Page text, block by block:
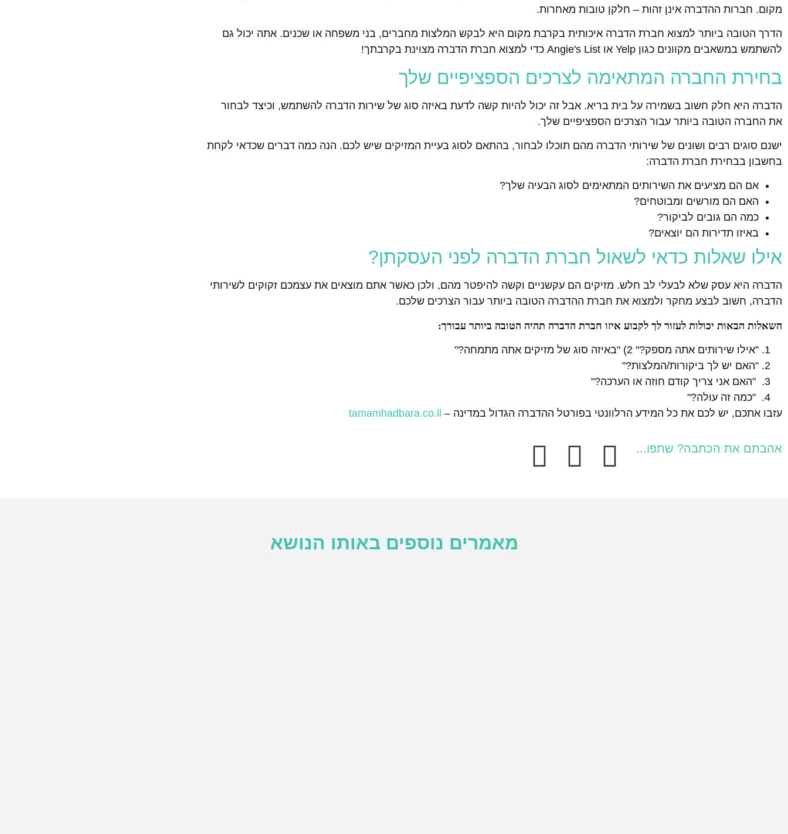
מקום. חברות ההדברה אינן זהות – חלקן טובות מאחרות.
הדרך הטובה ביותר למצוא חברת הדברה איכותית בקרבת מקום היא לבקש המלצות מחברים, בני משפחה או שכנים. אתה יכול גם
להשתמש במשאבים מקוונים כגון Yelp או Angie's List כדי למצוא חברת הדברה מצוינת בקרבתך!
בחירת החברה המתאימה לצרכים הספציפיים שלך
הדברה היא חלק חשוב בשמירה על בית בריא. אבל זה יכול להיות קשה לדעת באיזה סוג של שירות הדברה להשתמש, וכיצד לבחור
את החברה הטובה ביותר עבור הצרכים הספציפיים שלך.
ישנם סוגים רבים ושונים של שירותי הדברה מהם תוכלו לבחור, בהתאם לסוג בעיית המזיקים שיש לכם. הנה כמה דברים שכדאי לקחת
בחשבון בבחירת חברת הדברה:
אם הם מציעים את השירותים המתאימים לסוג הבעיה שלך?
האם הם מורשים ומבוטחים?
כמה הם גובים לביקור?
באיזו תדירות הם יוצאים?
אילו שאלות כדאי לשאול חברת הדברה לפני העסקתן?
הדברה היא עסק שלא לבעלי לב חלש. מזיקים הם עקשניים וקשה להיפטר מהם, ולכן כאשר אתם מוצאים את עצמכם זקוקים לשירותי
הדברה, חשוב לבצע מחקר ולמצוא את חברת ההדברה הטובה ביותר עבור הצרכים שלכם.
השאלות הבאות יכולות לעזור לך לקבוע איזו חברת הדברה תהיה הטובה ביותר עבורך:
"אילו שירותים אתה מספק?" 2) "באיזה סוג של מזיקים אתה מתמחה?"
"האם יש לך ביקורות/המלצות?"
"האם אני צריך קודם חוזה או הערכה?"
"כמה זה עולה?"
עזבו אתכם, יש לכם את כל המידע הרלוונטי בפורטל ההדברה הגדול במדינה – tamamhadbara.co.il
אהבתם את הכתבה? שתפו...
מאמרים נוספים באותו הנושא